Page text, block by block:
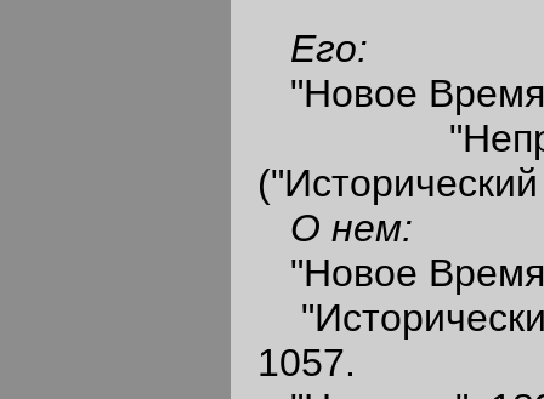
Его:
"Новое
О нем:
"Новое
1057.